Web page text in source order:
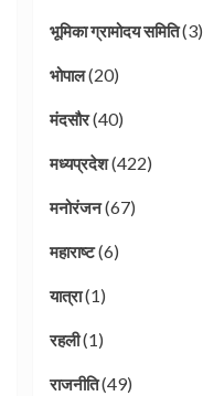
भूमिका ग्रामोदय समिति(3)
भोपाल(20)
मंदसौर(40)
मध्यप्रदेश(422)
मनोरंजन(67)
महाराष्ट(6)
यात्रा(1)
रहली(1)
राजनीति(49)